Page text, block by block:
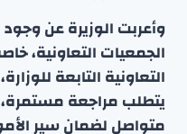
وأعربت الوزيرة عن
الجمعيات التعاونية،
التعاونية التابعة
يتطلب مراجعة مستمرة،
متواصل لضمان سير